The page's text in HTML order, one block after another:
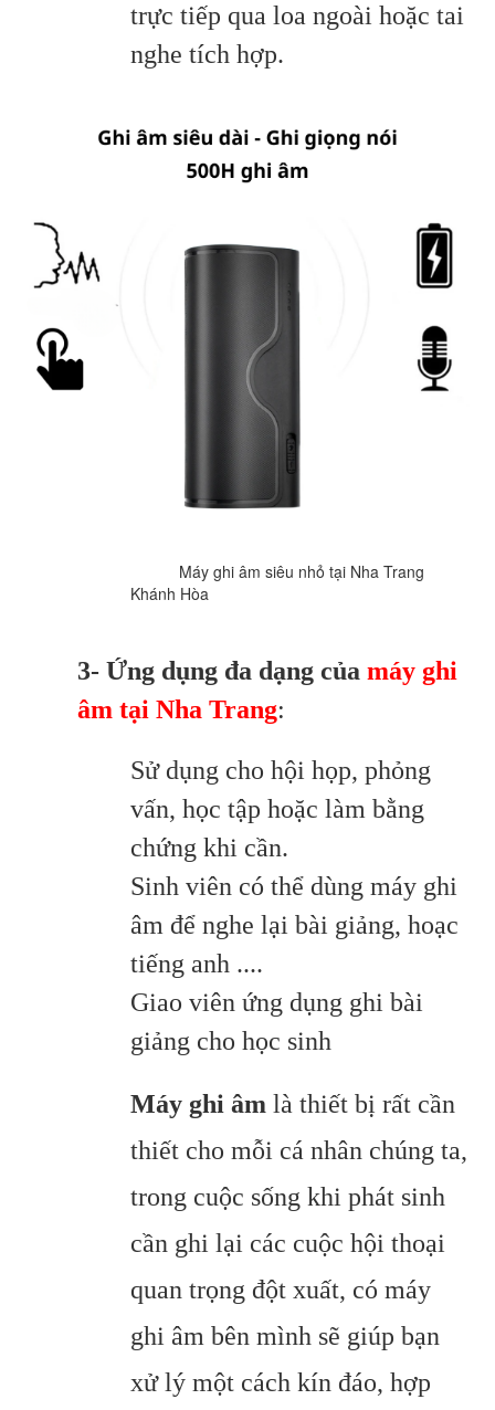
trực tiếp qua loa ngoài hoặc tai
nghe tích hợp.
Máy ghi âm siêu nhỏ tại Nha Trang
Khánh Hòa
3- Ứng dụng đa dạng củamáy ghi
âm tại Nha Trang:
Sử dụng cho hội họp, phỏng
vấn, học tập hoặc làm bằng
chứng khi cần.
Sinh viên có thể dùng máy ghi
âm để nghe lại bài giảng, hoạc
tiếng anh ....
Giao viên ứng dụng ghi bài
giảng cho học sinh
Máy ghi âm là thiết bị rất cần
thiết cho mỗi cá nhân chúng ta,
trong cuộc sống khi phát sinh
cần ghi lại các cuộc hội thoại
quan trọng đột xuất, có máy
ghi âm bên mình sẽ giúp bạn
xử lý một cách kín đáo, hợp